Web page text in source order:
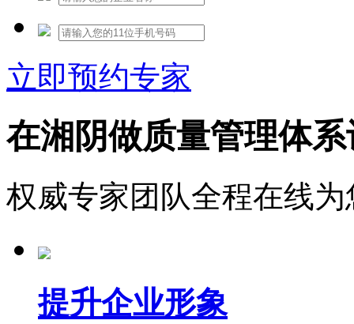
立即预约专家
在湘阴做质量管理体
权威专家团队全程在线
提升企业形象